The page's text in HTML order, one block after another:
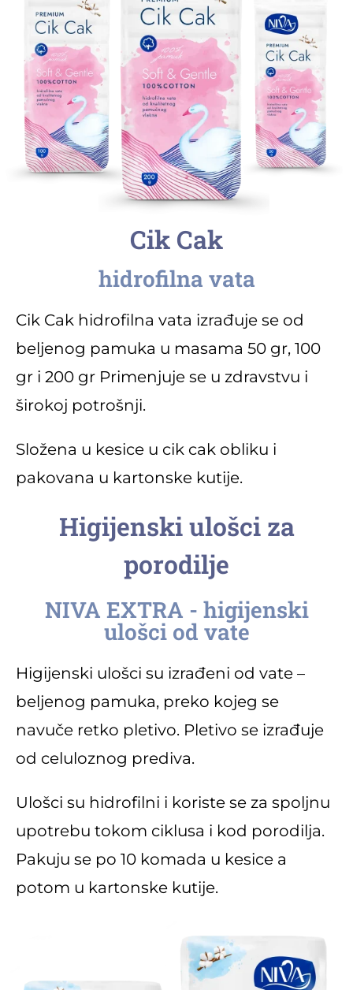
Cik Cak
hidrofilna vata
Cik Cak hidrofilna vata izrađuje se od
beljenog pamuka u masama 50 gr, 100
gr i 200 gr Primenjuje se u zdravstvu i
širokoj potrošnji.
Složena u kesice u cik cak obliku i
pakovana u kartonske kutije.
Higijenski ulošci za
porodilje
NIVA EXTRA - higijenski
ulošci od vate
Higijenski ulošci su izrađeni od vate –
beljenog pamuka, preko kojeg se
navuče retko pletivo. Pletivo se izrađuje
od celuloznog prediva.
Ulošci su hidrofilni i koriste se za spoljnu
upotrebu tokom ciklusa i kod porodilja.
Pakuju se po 10 komada u kesice a
potom u kartonske kutije.